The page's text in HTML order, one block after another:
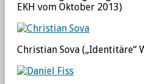
EKH vom Oktober 2013)
Christian Sova („Identitäre“